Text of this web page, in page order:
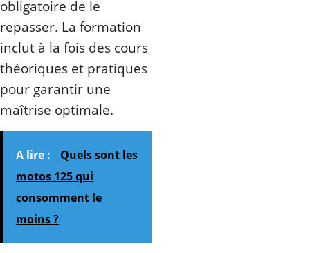
obligatoire de le
repasser. La formation
inclut à la fois des cours
théoriques et pratiques
pour garantir une
maîtrise optimale.
A lire :
Quels sont les
motos 125 qui
consomment le
moins ?